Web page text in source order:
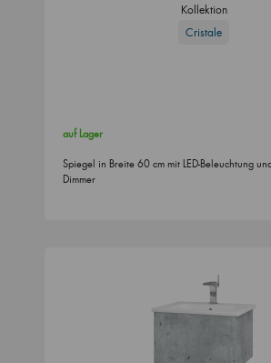
Kollektion
Cristale
auf Lager
Spiegel in Breite 60 cm mit LED-Beleuchtung
Dimmer